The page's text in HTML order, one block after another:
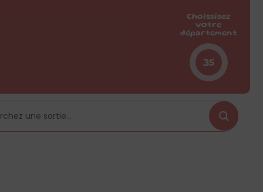
Choissisez
votre
département
35